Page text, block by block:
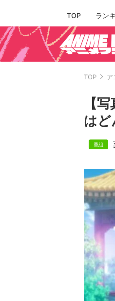
TOP ラン
TOP ア
【
はど